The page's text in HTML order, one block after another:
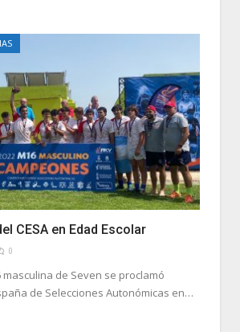
CESA en Edad Escolar
0
masculina de Seven se proclamó
de Selecciones Autonómicas en…